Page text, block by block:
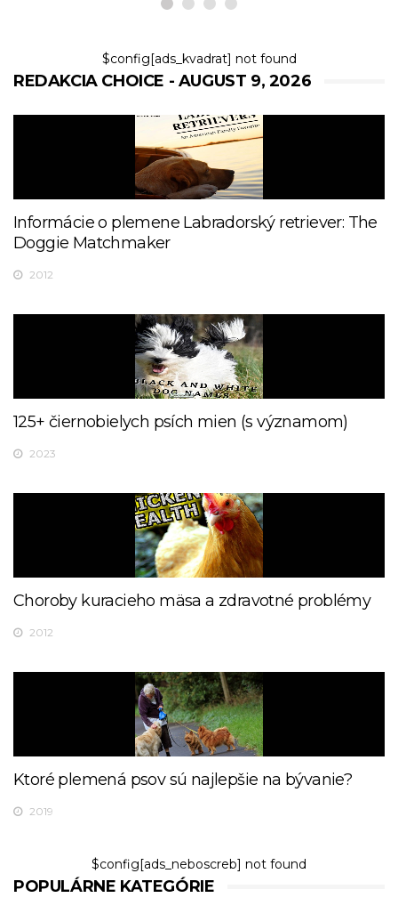
$config[ads_kvadrat] not found
REDAKCIA CHOICE - AUGUST 9, 2026
Informácie o plemene Labradorský retriever: The
Doggie Matchmaker
2012
125+ čiernobielych psích mien (s významom)
2023
Choroby kuracieho mäsa a zdravotné problémy
2012
Ktoré plemená psov sú najlepšie na bývanie?
2019
$config[ads_neboscreb] not found
POPULÁRNE KATEGÓRIE